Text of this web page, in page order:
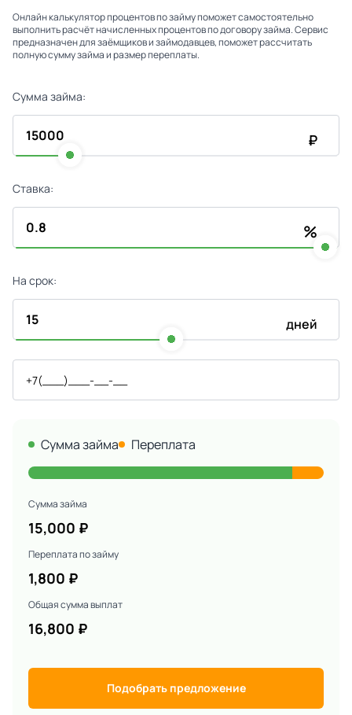
Онлайн калькулятор процентов по займу поможет самостоятельно
выполнить расчёт начисленных процентов по договору займа. Сервис
предназначен для заёмщиков и займодавцев, поможет рассчитать
полную сумму займа и размер переплаты.
Сумма займа:
₽
Ставка:
%
На срок:
дней
Сумма займа Переплата
Сумма займа
15,000 ₽
Переплата по займу
1,800 ₽
Общая сумма выплат
16,800 ₽
Подобрать предложение